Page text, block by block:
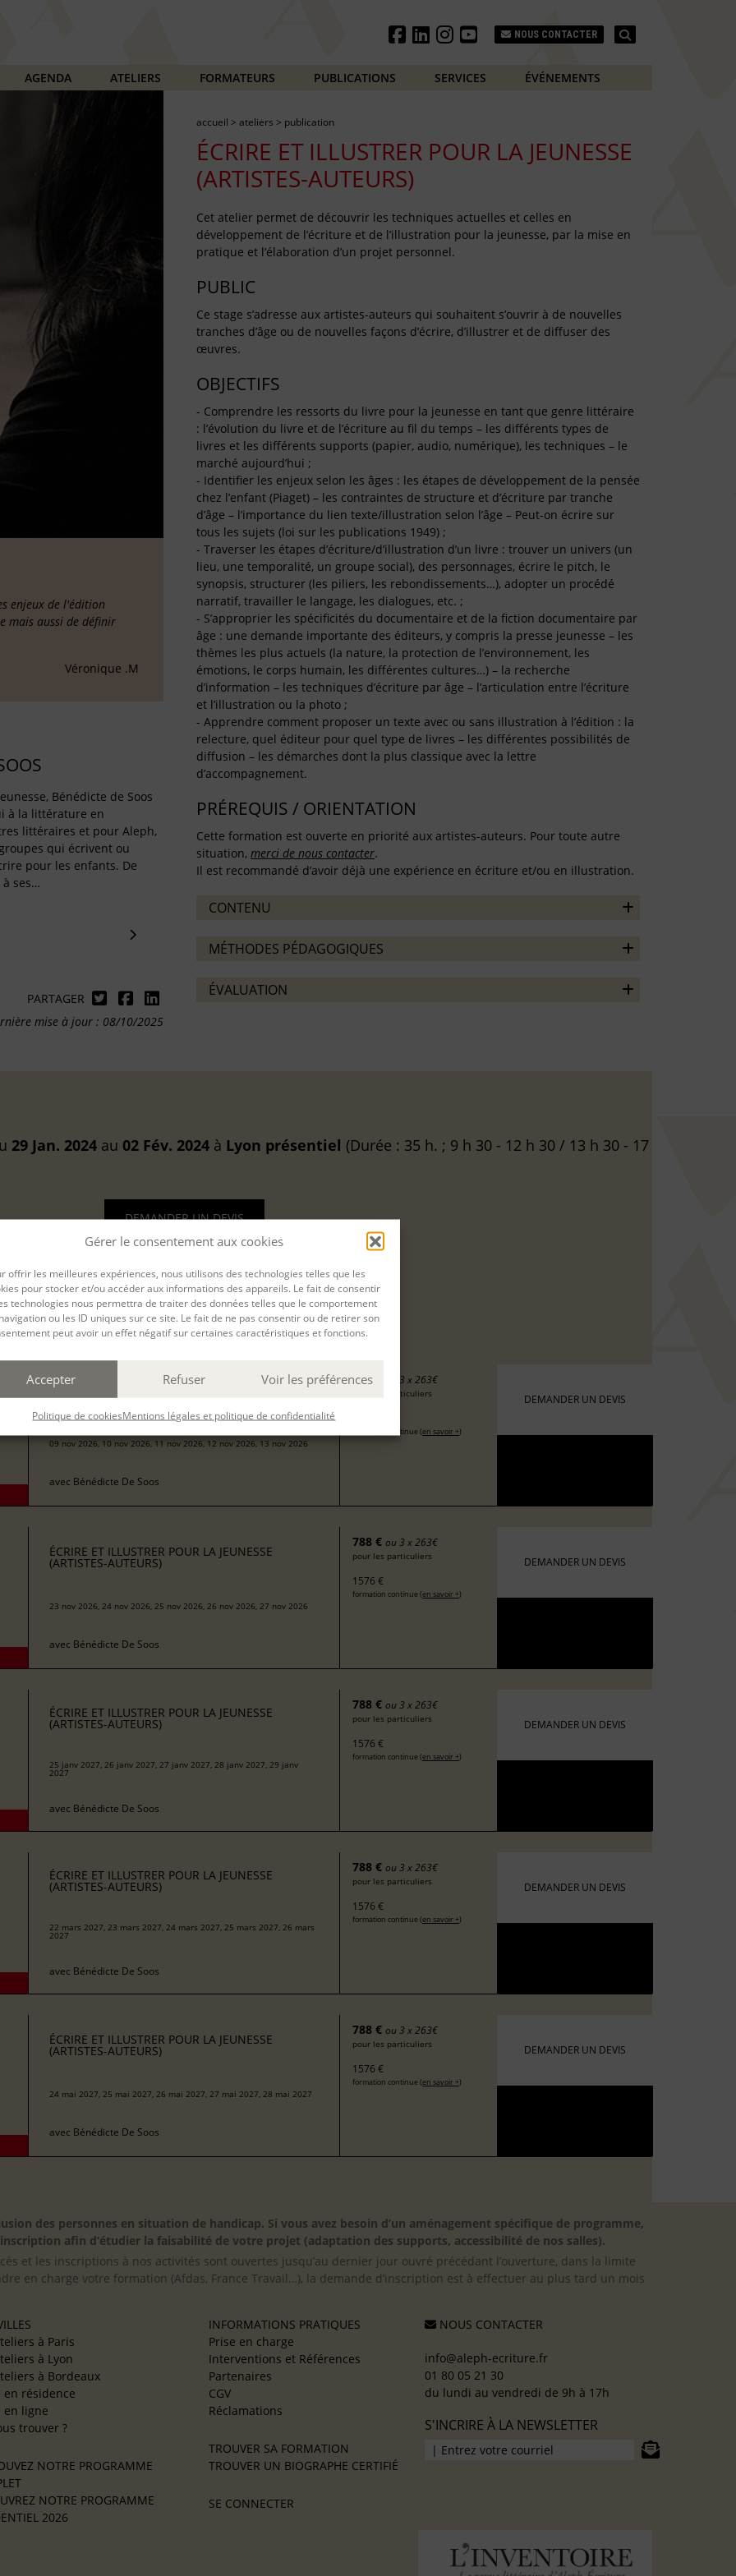
Gérer le consentement aux cookies
offrir les meilleures expériences, nous utilisons des technologies telles que les
pour stocker et/ou accéder aux informations des appareils. Le fait de consentir
technologies nous permettra de traiter des données telles que le comportement
ou les ID uniques sur ce site. Le fait de ne pas consentir ou de retirer son
peut avoir un effet négatif sur certaines caractéristiques et fonctions.
Accepter Refuser Voir les préférences
Politique de cookiesMentions légales et politique de confidentialité
NOUS CONTACTER
AGENDA ATELIERS FORMATEURS PUBLICATIONS SERVICES ÉVÉNEMENTS
enjeux de l'édition
mais aussi de définir
Véronique .M
Bénédicte de Soos
à la littérature en
littéraires et pour Aleph,
qui écrivent ou
pour les enfants. De
ses…
PARTAGER
mise à jour : 08/10/2025
accueil > ateliers > publication
ÉCRIRE ET ILLUSTRER POUR LA JEUNESSE
(ARTISTES-AUTEURS)
Cet atelier permet de découvrir les techniques actuelles et celles en
développement de l’écriture et de l’illustration pour la jeunesse, par la mise en
pratique et l’élaboration d’un projet personnel.
PUBLIC
Ce stage s’adresse aux artistes-auteurs qui souhaitent s’ouvrir à de nouvelles
tranches d’âge ou de nouvelles façons d’écrire, d’illustrer et de diffuser des
œuvres.
OBJECTIFS
- Comprendre les ressorts du livre pour la jeunesse en tant que genre littéraire
: l’évolution du livre et de l’écriture au fil du temps – les différents types de
livres et les différents supports (papier, audio, numérique), les techniques – le
marché aujourd’hui ;
- Identifier les enjeux selon les âges : les étapes de développement de la pensée
chez l’enfant (Piaget) – les contraintes de structure et d’écriture par tranche
d’âge – l’importance du lien texte/illustration selon l’âge – Peut-on écrire sur
tous les sujets (loi sur les publications 1949) ;
- Traverser les étapes d’écriture/d’illustration d’un livre : trouver un univers (un
lieu, une temporalité, un groupe social), des personnages, écrire le pitch, le
synopsis, structurer (les piliers, les rebondissements…), adopter un procédé
narratif, travailler le langage, les dialogues, etc. ;
- S’approprier les spécificités du documentaire et de la fiction documentaire par
âge : une demande importante des éditeurs, y compris la presse jeunesse – les
thèmes les plus actuels (la nature, la protection de l’environnement, les
émotions, le corps humain, les différentes cultures…) – la recherche
d’information – les techniques d’écriture par âge – l’articulation entre l’écriture
et l’illustration ou la photo ;
- Apprendre comment proposer un texte avec ou sans illustration à l’édition : la
relecture, quel éditeur pour quel type de livres – les différentes possibilités de
diffusion – les démarches dont la plus classique avec la lettre
d’accompagnement.
PRÉREQUIS / ORIENTATION
Cette formation est ouverte en priorité aux artistes-auteurs. Pour toute autre
situation, merci de nous contacter.
Il est recommandé d’avoir déjà une expérience en écriture et/ou en illustration.
CONTENU
MÉTHODES PÉDAGOGIQUES
ÉVALUATION
29 Jan. 2024 au 02 Fév. 2024 à Lyon présentiel (Durée : 35 h. ; 9 h 30 - 12 h 30 / 13 h 30 - 17
DEMANDER UN DEVIS
Filtrer
ÉCRIRE ET ILLUSTRER POUR LA JEUNESSE
(ARTISTES-AUTEURS)
09 nov 2026, 10 nov 2026, 11 nov 2026, 12 nov 2026, 13 nov 2026
avec Bénédicte De Soos
788 € ou 3 x 263€
pour les particuliers
formation continue (en savoir +)
DEMANDER UN DEVIS
ÉCRIRE ET ILLUSTRER POUR LA JEUNESSE
(ARTISTES-AUTEURS)
23 nov 2026, 24 nov 2026, 25 nov 2026, 26 nov 2026, 27 nov 2026
avec Bénédicte De Soos
788 € ou 3 x 263€
pour les particuliers
1576 €
formation continue (en savoir +)
DEMANDER UN DEVIS
ÉCRIRE ET ILLUSTRER POUR LA JEUNESSE
(ARTISTES-AUTEURS)
25 janv 2027, 26 janv 2027, 27 janv 2027, 28 janv 2027, 29 janv
2027
avec Bénédicte De Soos
788 € ou 3 x 263€
pour les particuliers
1576 €
formation continue (en savoir +)
DEMANDER UN DEVIS
ÉCRIRE ET ILLUSTRER POUR LA JEUNESSE
(ARTISTES-AUTEURS)
22 mars 2027, 23 mars 2027, 24 mars 2027, 25 mars 2027, 26 mars
2027
avec Bénédicte De Soos
788 € ou 3 x 263€
pour les particuliers
1576 €
formation continue (en savoir +)
DEMANDER UN DEVIS
ÉCRIRE ET ILLUSTRER POUR LA JEUNESSE
(ARTISTES-AUTEURS)
24 mai 2027, 25 mai 2027, 26 mai 2027, 27 mai 2027, 28 mai 2027
avec Bénédicte De Soos
788 € ou 3 x 263€
pour les particuliers
1576 €
formation continue (en savoir +)
DEMANDER UN DEVIS
des personnes en situation de handicap. Si vous avez besoin d’un aménagement spécifique de programme,
afin d’étudier la faisabilité de votre projet (adaptation des supports, accessibilité de nos salles).
et les inscriptions à nos activités sont ouvertes jusqu’au dernier jour ouvré précédant l’ouverture, dans la limite
en charge votre formation (Afdas, France Travail…), la demande d’inscription est à effectuer au plus tard un mois
à Paris
à Lyon
à Bordeaux
en résidence
en ligne
trouver ?
NOTRE PROGRAMME
NOTRE PROGRAMME
2026
INFORMATIONS PRATIQUES
Prise en charge
Interventions et Références
Partenaires
CGV
Réclamations
TROUVER SA FORMATION
TROUVER UN BIOGRAPHE CERTIFIÉ
SE CONNECTER
NOUS CONTACTER
info@aleph-ecriture.fr
01 80 05 21 30
du lundi au vendredi de 9h à 17h
S'INCRIRE À LA NEWSLETTER